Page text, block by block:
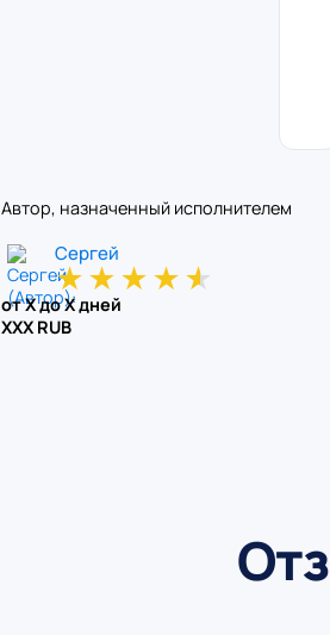
Автор, назначенный исполнителем
Сергей
★★★★★
от X до X дней
XXX RUB